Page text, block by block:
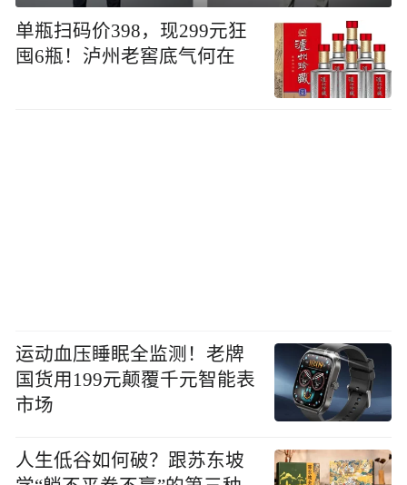
单瓶扫码价398，现299元狂
囤6瓶！泸州老窖底气何在
运动血压睡眠全监测！老牌
国货用199元颠覆千元智能表
市场
人生低谷如何破？跟苏东坡